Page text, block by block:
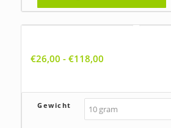
€26,00 - €118,00
€118,00
Gewicht